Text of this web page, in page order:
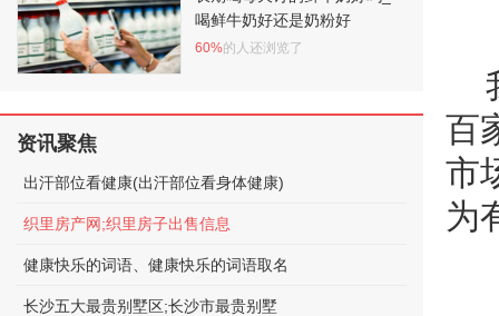
百
市
为
喝鲜牛奶好还是奶粉好
60%的人还浏览了
资讯聚焦
出汗部位看健康(出汗部位看身体健康)
织里房产网;织里房子出售信息
健康快乐的词语、健康快乐的词语取名
长沙五大最贵别墅区;长沙市最贵别墅